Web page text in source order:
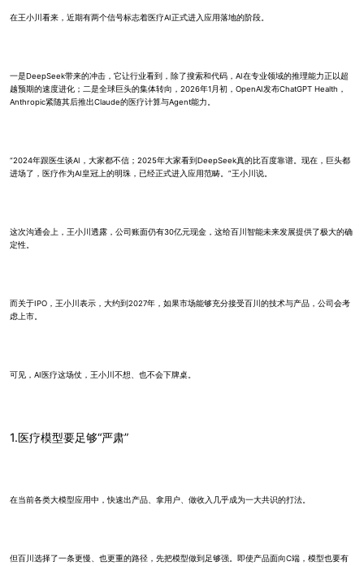
在王小川看来，近期有两个信号标志着医疗AI正式进入应用落地的阶段。
一是DeepSeek带来的冲击，它让行业看到，除了搜索和代码，AI在专业领域的推理能力正以超
越预期的速度进化；二是全球巨头的集体转向，2026年1月初，OpenAI发布ChatGPT Health，
Anthropic紧随其后推出Claude的医疗计算与Agent能力。
“2024年跟医生谈AI，大家都不信；2025年大家看到DeepSeek真的比百度靠谱。现在，巨头都
进场了，医疗作为AI皇冠上的明珠，已经正式进入应用范畴。”王小川说。
这次沟通会上，王小川透露，公司账面仍有30亿元现金，这给百川智能未来发展提供了极大的确
定性。
而关于IPO，王小川表示，大约到2027年，如果市场能够充分接受百川的技术与产品，公司会考
虑上市。
可见，AI医疗这场仗，王小川不想、也不会下牌桌。
1.医疗模型要足够“严肃”
在当前各类大模型应用中，快速出产品、拿用户、做收入几乎成为一大共识的打法。
但百川选择了一条更慢、也更重的路径，先把模型做到足够强。即使产品面向C端，模型也要有